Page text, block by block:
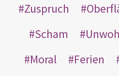
Zuspruch
Scham
Moral
Ferien